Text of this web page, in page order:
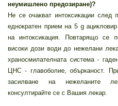
неумишлено предозиране)?
Не се очакват интоксикации
еднократен прием на 5 g
на интоксикация. Повтарящо се
високи дози води до нежелани
храносмилателната система -
ЦНС - главоболие, обърканост.
засилване на нежеланите
консултирайте се с Вашия лекар.